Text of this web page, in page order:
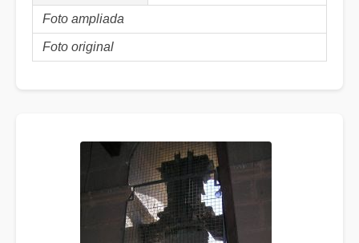
Foto ampliada
Foto original